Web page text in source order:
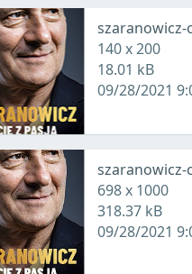
140 x 200
18.01 kB
09/28/2021
698 x 1000
318.37 kB
09/28/2021